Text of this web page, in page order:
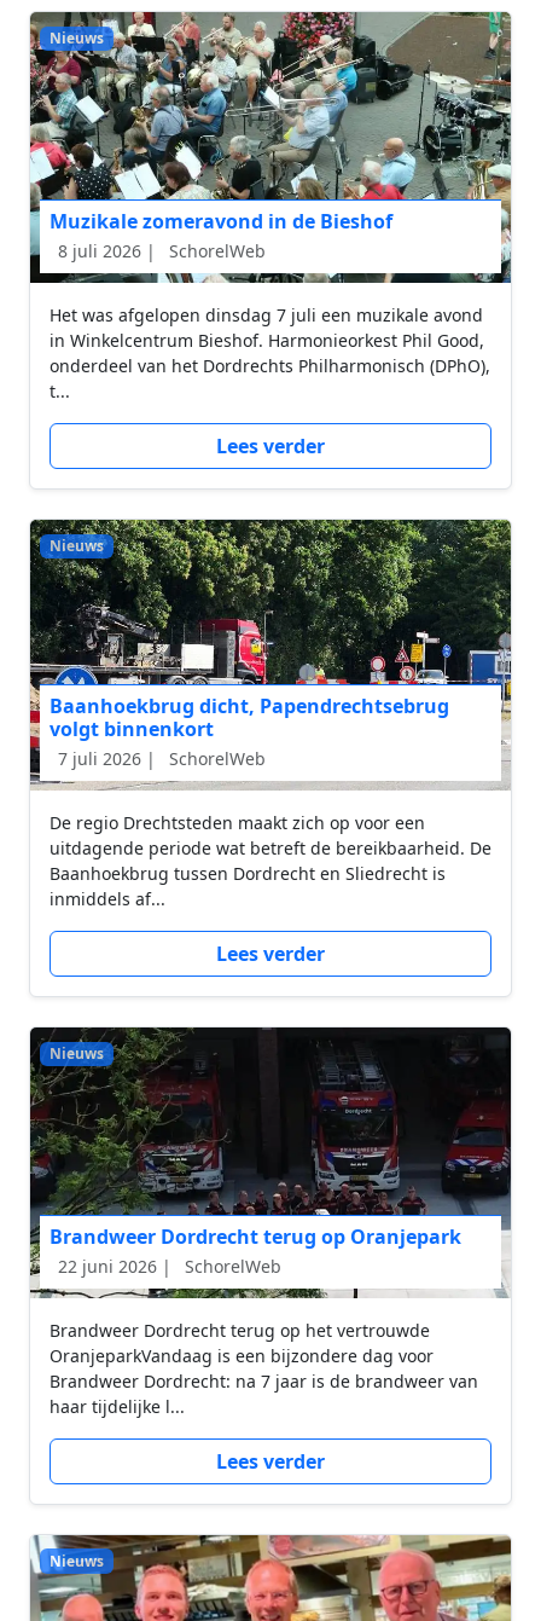
Nieuws
Muzikale zomeravond in de Bieshof
8 juli 2026 | SchorelWeb
Het was afgelopen dinsdag 7 juli een muzikale avond
in Winkelcentrum Bieshof. Harmonieorkest Phil Good,
onderdeel van het Dordrechts Philharmonisch (DPhO),
t...
Lees verder
Nieuws
Baanhoekbrug dicht, Papendrechtsebrug
volgt binnenkort
7 juli 2026 | SchorelWeb
De regio Drechtsteden maakt zich op voor een
uitdagende periode wat betreft de bereikbaarheid. De
Baanhoekbrug tussen Dordrecht en Sliedrecht is
inmiddels af...
Lees verder
Nieuws
Brandweer Dordrecht terug op Oranjepark
22 juni 2026 | SchorelWeb
Brandweer Dordrecht terug op het vertrouwde
OranjeparkVandaag is een bijzondere dag voor
Brandweer Dordrecht: na 7 jaar is de brandweer van
haar tijdelijke l...
Lees verder
Nieuws